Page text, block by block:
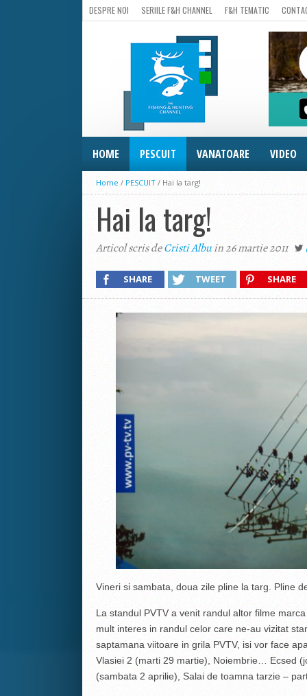
DESPRE NOI SERIILE F&H CHANNEL F&H TEMATIC
HOME PESCUIT VANATOARE VIDEO
Home / PESCUIT / Hai la targ!
Hai la targ!
Articol scris deCristi Albuin 26 martie 2011
SHARE TWEET SHARE
Vineri si sambata, doua zile pline la targ. Pline
La standul PVTV a venit randul altor filme
mult interes in randul celor care ne-au vizitat
saptamana viitoare in grila PVTV, isi vor face
Vlasiei 2 (marti 29 martie), Noiembrie… Ecsed
(sambata 2 aprilie), Salai de toamna tarzie –